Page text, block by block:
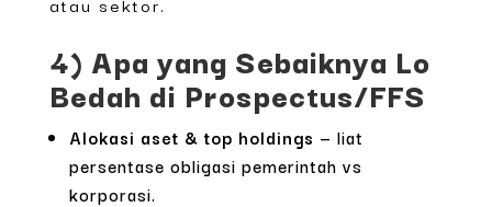
4) Apa yang Sebaiknya Lo
Bedah di Prospectus/FFS
Alokasi aset & top holdings — liat
persentase obligasi pemerintah vs
korporasi.